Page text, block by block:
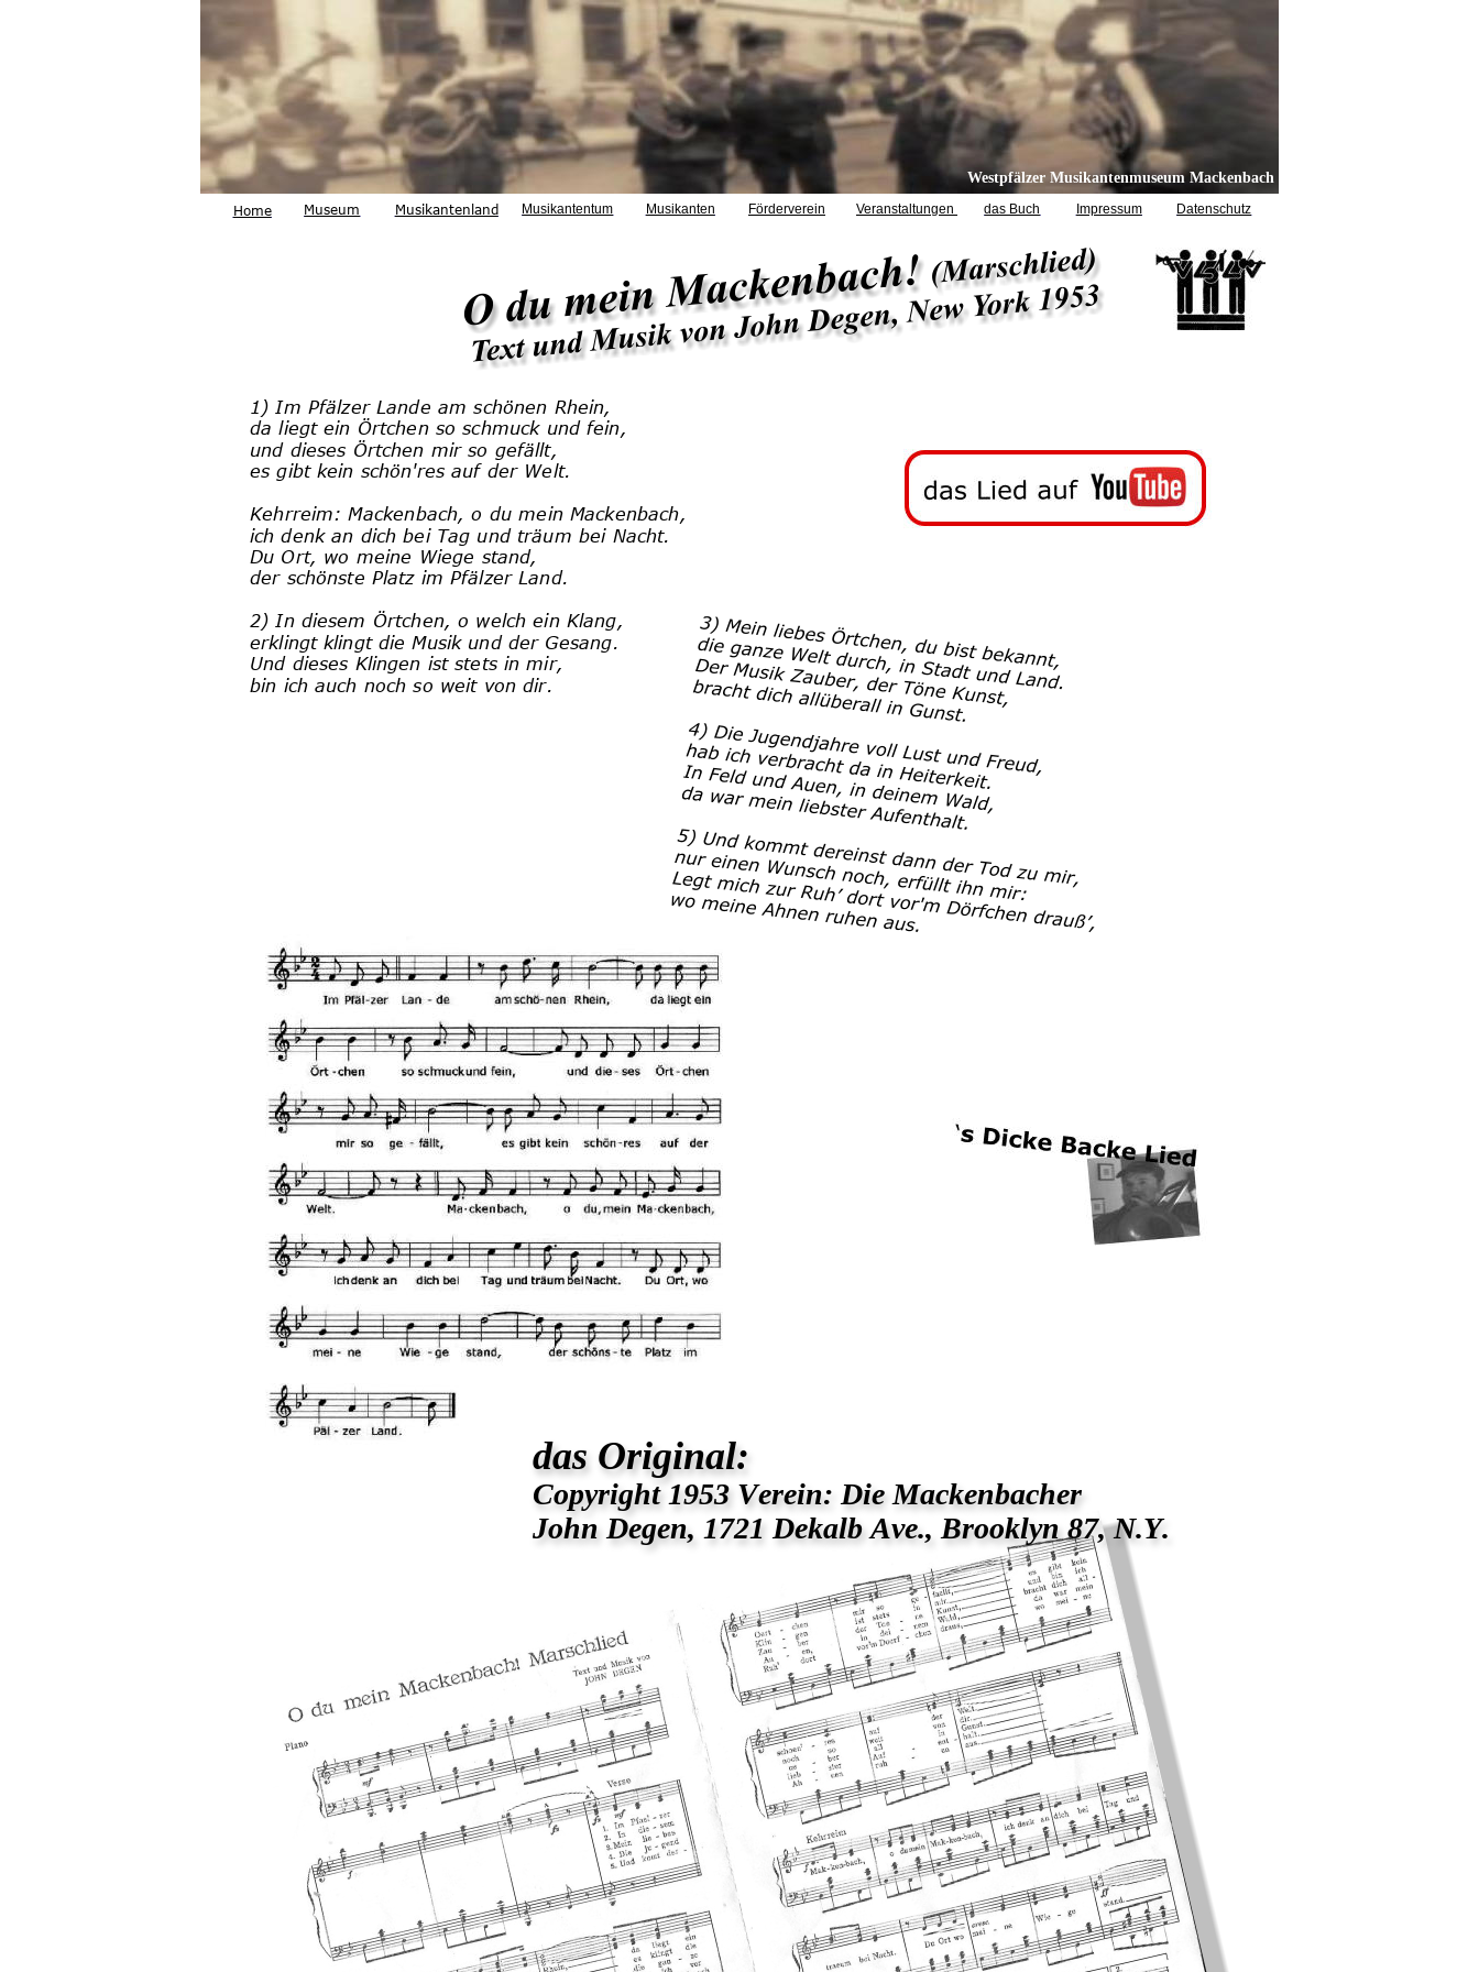
Westpfälzer Musikantenmuseum Mackenbach
1) Im Pfälzer Lande am schönen Rhein,
da liegt ein Örtchen so schmuck und fein,
und dieses Örtchen mir so gefällt,
es gibt kein schön'res auf der Welt.
Kehrreim: Mackenbach, o du mein Mackenbach,
ich denk an dich bei Tag und träum bei Nacht.
Du Ort, wo meine Wiege stand,
der schönste Platz im Pfälzer Land.
2) In diesem Örtchen, o welch ein Klang,
erklingt klingt die Musik und der Gesang.
Und dieses Klingen ist stets in mir,
bin ich auch noch so weit von dir.
das Original:
Copyright 1953 Verein: Die Mackenbacher
John Degen, 1721 Dekalb Ave., Brooklyn 87, N.Y.
Musikantenland Musikantentum Musikanten Förderverein Veranstaltungen das Buch Impressum Datenschutz
Home Museum